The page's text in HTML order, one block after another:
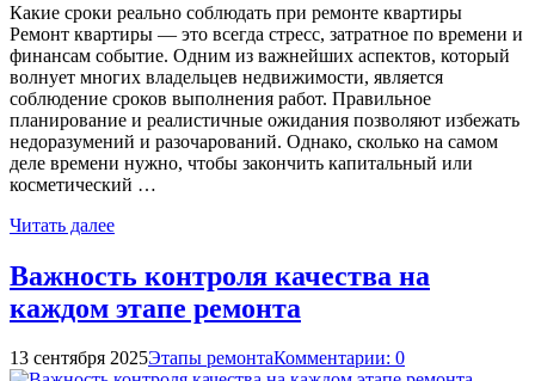
Какие сроки реально соблюдать при ремонте квартиры
Ремонт квартиры — это всегда стресс, затратное по времени и
финансам событие. Одним из важнейших аспектов, который
волнует многих владельцев недвижимости, является
соблюдение сроков выполнения работ. Правильное
планирование и реалистичные ожидания позволяют избежать
недоразумений и разочарований. Однако, сколько на самом
деле времени нужно, чтобы закончить капитальный или
косметический …
Читать далее
Важность контроля качества на
каждом этапе ремонта
13 сентября 2025Этапы ремонтаКомментарии: 0